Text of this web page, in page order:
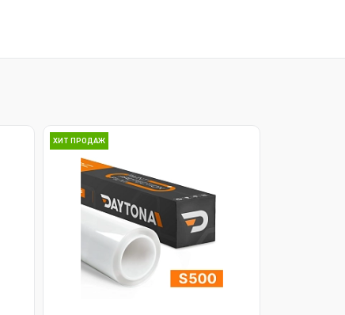
ХИТ ПРОДАЖ